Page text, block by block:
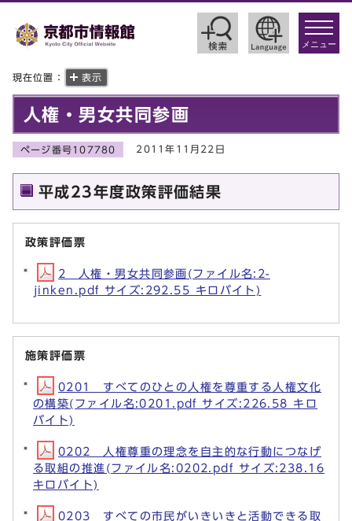
toggle
メニュー
現在位置： 表示
人権・男女共同参画
ページ番号107780 2011年11月22日
平成23年度政策評価結果
政策評価票
2 人権・男女共同参画(ファイル名:2-
jinken.pdf サイズ:292.55 キロバイト)
施策評価票
0201 すべてのひとの人権を尊重する人権文化
の構築(ファイル名:0201.pdf サイズ:226.58 キロ
バイト)
0202 人権尊重の理念を自主的な行動につなげ
る取組の推進(ファイル名:0202.pdf サイズ:238.16
キロバイト)
0203 すべての市民がいきいきと活動できる取